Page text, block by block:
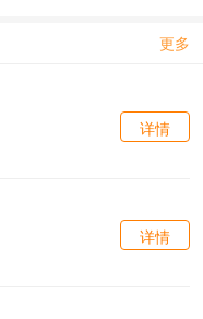
更多
详情
详情